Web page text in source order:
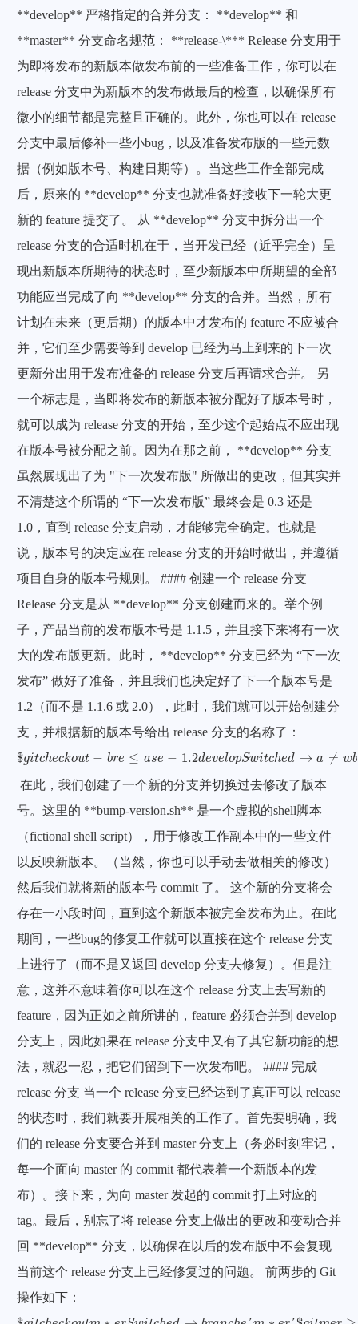
微信
支付宝
**develop** 严格指定的合并分支： **develop** 和
**master** 分支命名规范： **release-\*** Release 分支用于
为即将发布的新版本做发布前的一些准备工作，你可以在
release 分支中为新版本的发布做最后的检查，以确保所有
微小的细节都是完整且正确的。此外，你也可以在 release
分支中最后修补一些小bug，以及准备发布版的一些元数
据（例如版本号、构建日期等）。当这些工作全部完成
后，原来的 **develop** 分支也就准备好接收下一轮大更
新的 feature 提交了。 从 **develop** 分支中拆分出一个
release 分支的合适时机在于，当开发已经（近乎完全）呈
现出新版本所期待的状态时，至少新版本中所期望的全部
功能应当完成了向 **develop** 分支的合并。当然，所有
计划在未来（更后期）的版本中才发布的 feature 不应被合
并，它们至少需要等到 develop 已经为马上到来的下一次
更新分出用于发布准备的 release 分支后再请求合并。 另
一个标志是，当即将发布的新版本被分配好了版本号时，
就可以成为 release 分支的开始，至少这个起始点不应出现
在版本号被分配之前。因为在那之前， **develop** 分支
虽然展现出了为 "下一次发布版" 所做出的更改，但其实并
不清楚这个所谓的 “下一次发布版” 最终会是 0.3 还是
1.0，直到 release 分支启动，才能够完全确定。也就是
说，版本号的决定应在 release 分支的开始时做出，并遵循
项目自身的版本号规则。 #### 创建一个 release 分支
Release 分支是从 **develop** 分支创建而来的。举个例
子，产品当前的发布版本号是 1.1.5，并且接下来将有一次
大的发布版更新。此时， **develop** 分支已经为 “下一次
发布” 做好了准备，并且我们也决定好了下一个版本号是
1.2（而不是 1.1.6 或 2.0），此时，我们就可以开始创建分
支，并根据新的版本号给出 release 分支的名称了：
$gitcheckout − bre ≤ ase − 1.2developSwitched → a ≠ wb
$ it c he o b ≤a 1.2 pS w it d →a wb ra c release-1.2
在此，我们创建了一个新的分支并切换过去修改了版本
号。这里的 **bump-version.sh** 是一个虚拟的shell脚本
（fictional shell script），用于修改工作副本中的一些文件
以反映新版本。（当然，你也可以手动去做相关的修改）
然后我们就将新的版本号 commit 了。 这个新的分支将会
存在一小段时间，直到这个新版本被完全发布为止。在此
期间，一些bug的修复工作就可以直接在这个 release 分支
上进行了（而不是又返回 develop 分支去修复）。但是注
意，这并不意味着你可以在这个 release 分支上去写新的
feature，因为正如之前所讲的，feature 必须合并到 develop
分支上，因此如果在 release 分支中又有了其它新功能的想
法，就忍一忍，把它们留到下一次发布吧。 #### 完成
release 分支 当一个 release 分支已经达到了真正可以 release
的状态时，我们就要开展相关的工作了。首先要明确，我
们的 release 分支要合并到 master 分支上（务必时刻牢记，
每一个面向 master 的 commit 都代表着一个新版本的发
布）。接下来，为向 master 发起的 commit 打上对应的
tag。最后，别忘了将 release 分支上做出的更改和变动合并
回 **develop** 分支，以确保在以后的发布版中不会复现
当前这个 release 分支上已经修复过的问题。 前两步的 Git
操作如下：
$ itc he o m itc ed → br c h e $ --n o-- a